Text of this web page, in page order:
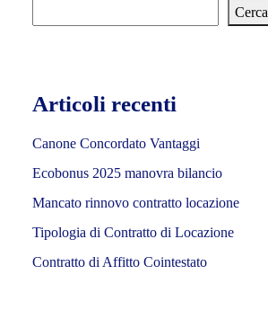
Cerca
Articoli recenti
Canone Concordato Vantaggi
Ecobonus 2025 manovra bilancio
Mancato rinnovo contratto locazione
Tipologia di Contratto di Locazione
Contratto di Affitto Cointestato